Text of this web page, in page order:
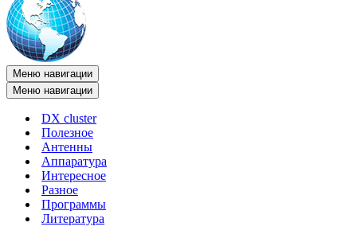
Меню навигации
Меню навигации
DX cluster
Полезное
Антенны
Аппаратура
Интересное
Разное
Программы
Литература